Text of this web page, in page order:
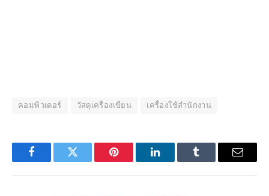
คอมพิวเตอร์ วัสดุเครื่องเขียน เครื่องใช้สำนักงาน
FacebookTwitter Pinterest LinkedInTumblr Email